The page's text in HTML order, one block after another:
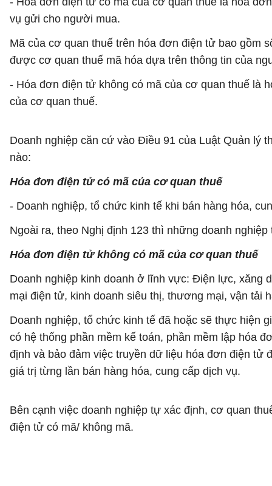
vụ gửi cho người mua.
Mã của cơ quan thuế trên hóa đơn điện tử bao gồm
được cơ quan thuế mã hóa dựa trên thông tin của
- Hóa đơn điện tử không có mã của cơ quan thuế là
của cơ quan thuế.
Doanh nghiệp căn cứ vào Điều 91 của Luật Quản lý
nào:
Hóa đơn điện tử có mã của cơ quan thuế
- Doanh nghiệp, tổ chức kinh tế khi bán hàng hóa,
Ngoài ra, theo Nghị định 123 thì những doanh
Hóa đơn điện tử không có mã của cơ quan thuế
Doanh nghiệp kinh doanh ở lĩnh vực: Điện lực, xăng
mại điện tử, kinh doanh siêu thị, thương mại, vận
Doanh nghiệp, tổ chức kinh tế đã hoặc sẽ thực hiện
có hệ thống phần mềm kế toán, phần mềm lập hóa
định và bảo đảm việc truyền dữ liệu hóa đơn điện tử
giá trị từng lần bán hàng hóa, cung cấp dịch vụ.
Bên cạnh việc doanh nghiệp tự xác định, cơ quan
điện tử có mã/ không mã.